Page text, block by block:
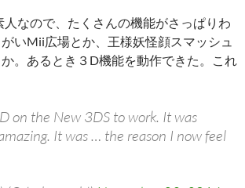
人なので、たくさんの機能がさっぱりわ
いMii広場とか、王様妖怪顔スマッシュ
。あるとき３D機能を動作できた。これ
on the New 3DS to work. It was
It was … the reason I now feel